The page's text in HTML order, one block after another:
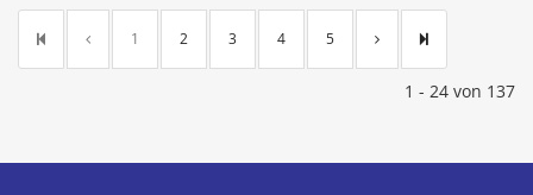
1 2 3 4 5
1 - 24 von 137